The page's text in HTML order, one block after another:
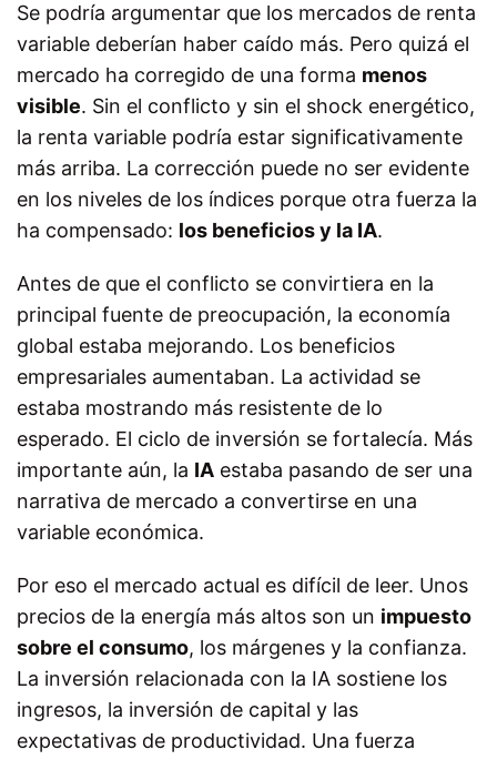
Se podría argumentar que los mercados de renta
variable deberían haber caído más. Pero quizá el
mercado ha corregido de una forma menos
visible. Sin el conflicto y sin el shock energético,
la renta variable podría estar significativamente
más arriba. La corrección puede no ser evidente
en los niveles de los índices porque otra fuerza la
ha compensado: los beneficios y la IA.
Antes de que el conflicto se convirtiera en la
principal fuente de preocupación, la economía
global estaba mejorando. Los beneficios
empresariales aumentaban. La actividad se
estaba mostrando más resistente de lo
esperado. El ciclo de inversión se fortalecía. Más
importante aún, la IA estaba pasando de ser una
narrativa de mercado a convertirse en una
variable económica.
Por eso el mercado actual es difícil de leer. Unos
precios de la energía más altos son un impuesto
sobre el consumo, los márgenes y la confianza.
La inversión relacionada con la IA sostiene los
ingresos, la inversión de capital y las
expectativas de productividad. Una fuerza